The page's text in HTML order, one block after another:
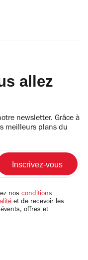
allez
newsletter. Grâce à
meilleurs plans du
nos conditions
et de recevoir les
offres et